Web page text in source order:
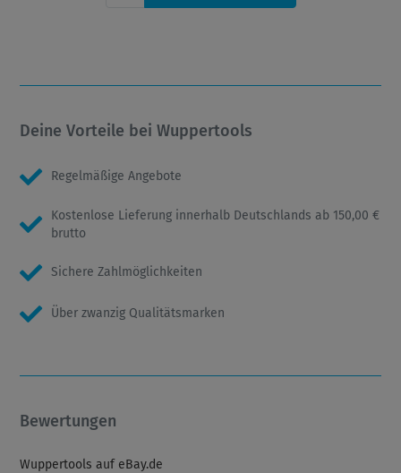
Deine Vorteile bei Wuppertools
Regelmäßige Angebote
Kostenlose Lieferung innerhalb Deutschlands ab 150,00 €
brutto
Sichere Zahlmöglichkeiten
Über zwanzig Qualitätsmarken
Bewertungen
Wuppertools auf eBay.de